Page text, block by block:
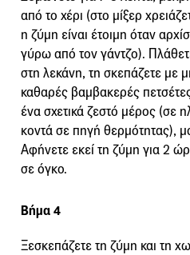
από το χέρι (στο μίξερ
η ζύμη είναι έτοιμη όταν
γύρω από τον γάντζο).
στη λεκάνη, τη σκεπάζετε με
καθαρές βαμβακερές
ένα σχετικά ζεστό μέρος (σε
κοντά σε πηγή θερμότητας),
Αφήνετε εκεί τη ζύμη για 2
σε όγκο.
Βήμα 4
Ξεσκεπάζετε τη ζύμη και τη